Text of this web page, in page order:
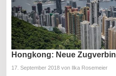
Hongkong: Neue
17. September 2018 von Ilka Rosemeier